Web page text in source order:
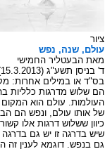
ציור
עולם, שנה, נפש
מאת הבעטליר החמישי
ד' בניסן תשע"ג (15.3.2013)
בס"ד או במילים אחרות:
הם שלוש מדרגות כלליות
העולמות. עולם הוא
של אותו עולם, ונפש הם
כיוון ששלוש דרגות אלו
שיש בדרגה זו יש גם
גם בנפש. דוגמא לענין זה